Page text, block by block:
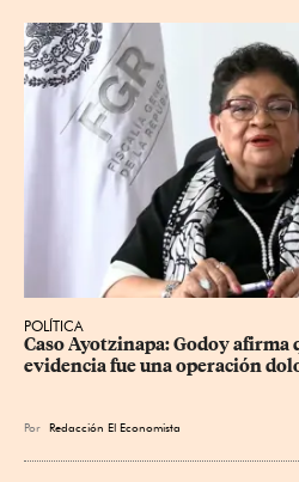
POLÍTICA
Caso Ayotzinapa: Godoy afirma
evidencia fue una operación
Por Redacción El Economista